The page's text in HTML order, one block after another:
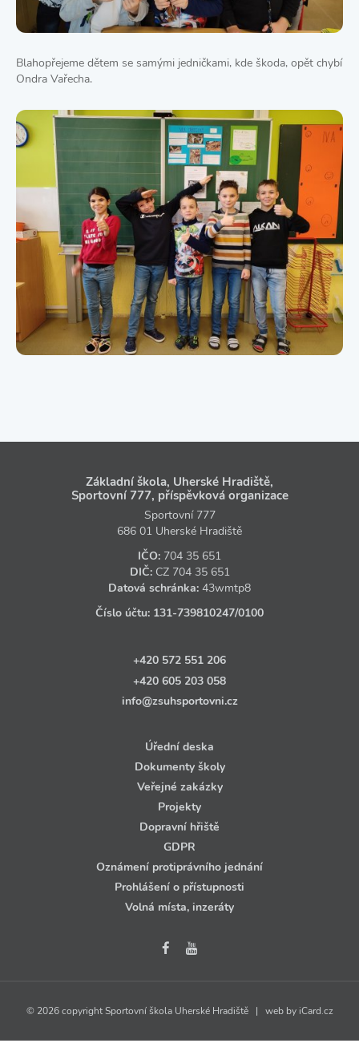
Blahopřejeme dětem se samými jedničkami, kde škoda, opět chybí
Ondra Vařecha.
Základní škola, Uherské Hradiště,
Sportovní 777, příspěvková organizace
Sportovní 777
686 01 Uherské Hradiště
IČO: 704 35 651
DIČ: CZ 704 35 651
Datová schránka: 43wmtp8
Číslo účtu: 131‑739810247/0100
+420 572 551 206
+420 605 203 058
info@zsuhsportovni.cz
Úřední deska
Dokumenty školy
Veřejné zakázky
Projekty
Dopravní hřiště
GDPR
Oznámení protiprávního jednání
Prohlášení o přístupnosti
Volná místa, inzeráty
© 2026 copyright Sportovní škola Uherské Hradiště | web by iCard.cz